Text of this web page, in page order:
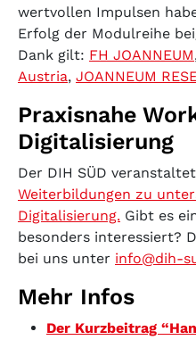
wertvollen Impulsen
Erfolg der Modulreihe
Dank gilt: FH JOANNEUM
Austria, JOANNEUM
Praxisnahe
Digitalisierung
Der DIH SÜD veranstaltet
Weiterbildungen zu
Digitalisierung. Gibt es
besonders interessiert?
bei uns unter info@dih-
Mehr Infos
Der Kurzbeitrag